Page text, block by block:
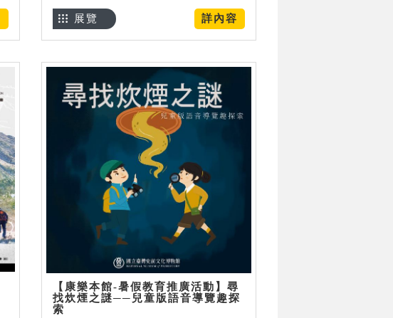
詳內容
展覽
【康樂本館-暑假教育推廣活動】尋
找炊煙之謎──兒童版語音導覽趣探
索